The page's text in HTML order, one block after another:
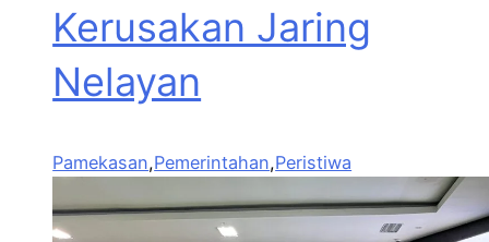
Kerusakan Jaring
Nelayan
Pamekasan,Pemerintahan,Peristiwa